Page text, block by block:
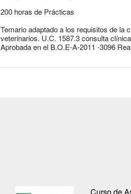
200 horas de Prácticas
Temario adaptado a los requisitos de la
veterinarios. U.C. 1587.3 consulta
Aprobada en el B.O.E-A-2011 -3096